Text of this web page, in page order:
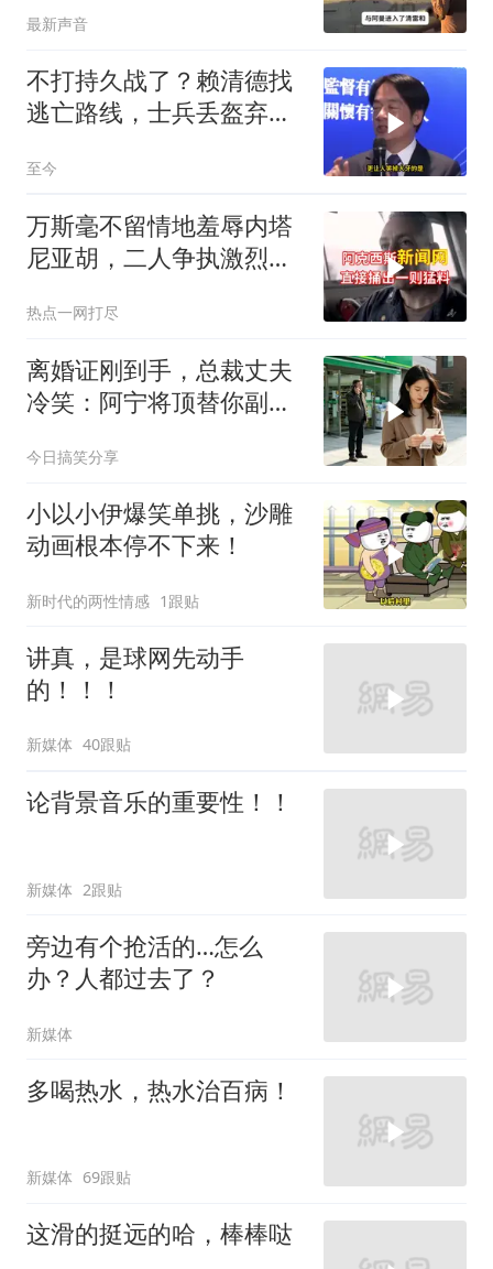
最新声音
不打持久战了？赖清德找
逃亡路线，士兵丢盔弃
至今
万斯毫不留情地羞辱内塔
尼亚胡，二人争执激烈，
热点一网打尽
离婚证刚到手，总裁丈夫
冷笑：阿宁将顶替你副总
今日搞笑分享
小以小伊爆笑单挑，沙雕
动画根本停不下来！
新时代的两性情感 1跟贴
讲真，是球网先动手
的！！！
新媒体 40跟贴
论背景音乐的重要性！！
新媒体 2跟贴
旁边有个抢活的…怎么
办？人都过去了？
新媒体
多喝热水，热水治百病！
新媒体 69跟贴
这滑的挺远的哈，棒棒哒